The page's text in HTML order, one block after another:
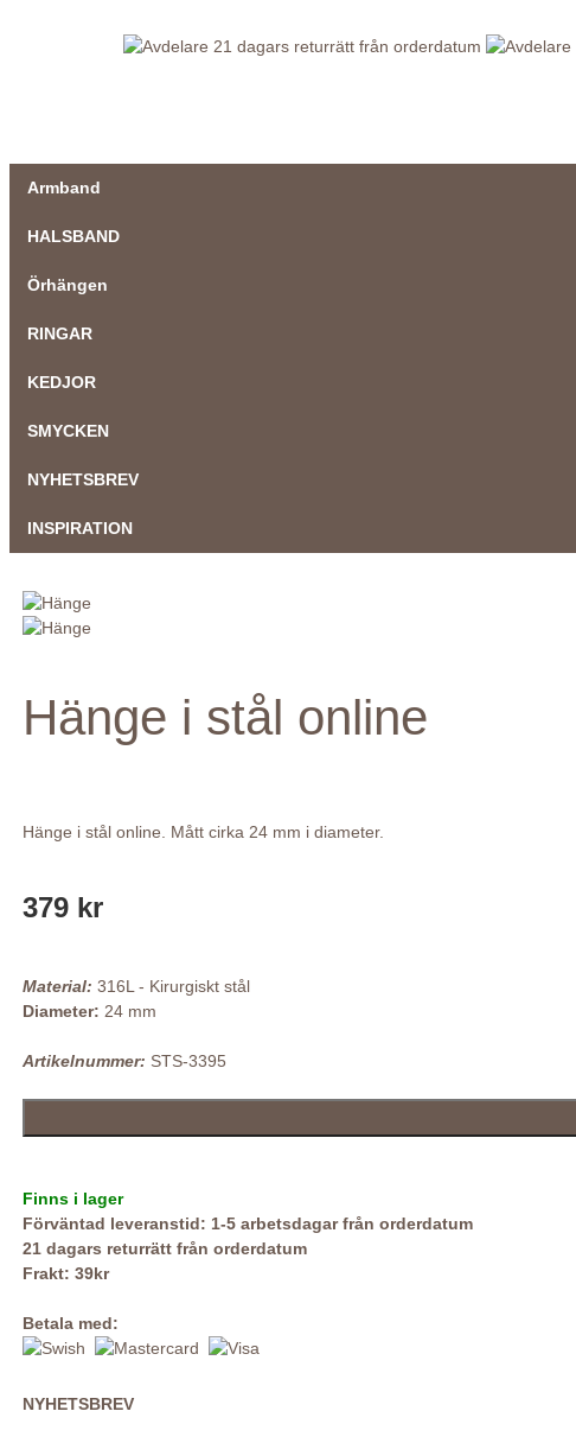
21 dagars returrätt från orderdatum
Armband
HALSBAND
Örhängen
RINGAR
KEDJOR
SMYCKEN
NYHETSBREV
INSPIRATION
Hänge i stål online
Hänge i stål online. Mått cirka 24 mm i diameter.
379 kr
Material: 316L - Kirurgiskt stål
Diameter: 24 mm
Artikelnummer: STS-3395
Finns i lager
Förväntad leveranstid: 1-5 arbetsdagar från orderdatum
21 dagars returrätt från orderdatum
Frakt: 39kr
Betala med:
NYHETSBREV